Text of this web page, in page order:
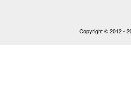
Copyright © 2012 -